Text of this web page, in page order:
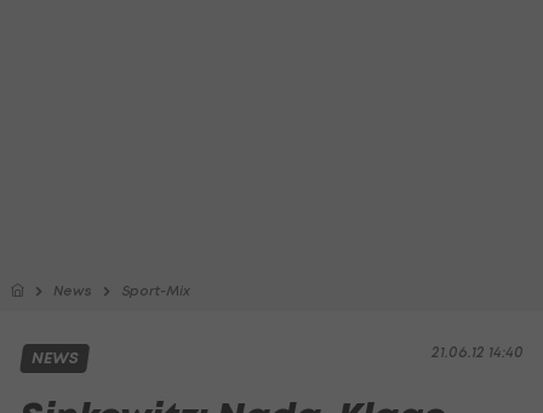
News Sport-Mix
21.06.12 14:40
NEWS